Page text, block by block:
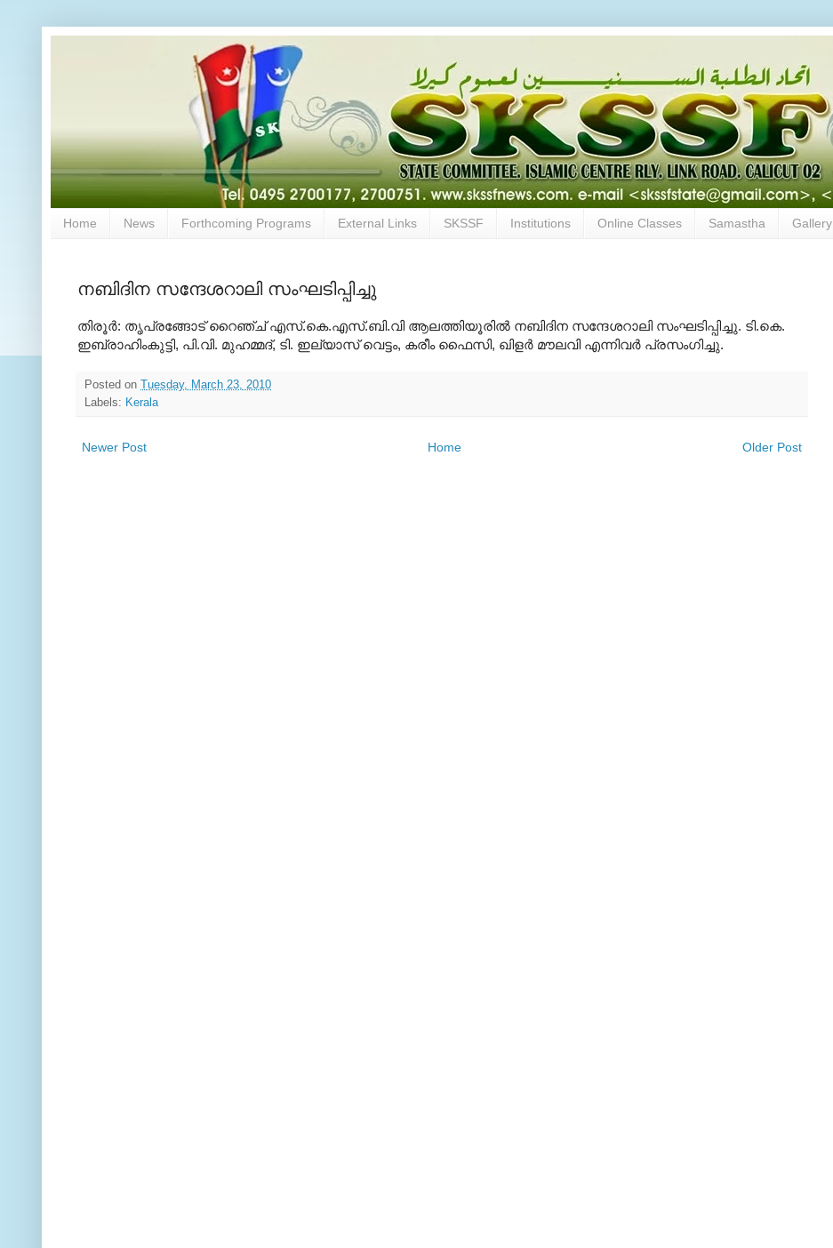
Home News Forthcoming Programs External Links SKSSF Institutions Online Classes Samastha Gallery
നബിദിന സന്ദേശറാലി സംഘടിപ്പിച്ചു
തിരൂര്‍: തൃപ്രങ്ങോട് റൈഞ്ച് എസ്.കെ.എസ്.ബി.വി ആലത്തിയൂരില്‍ നബിദിന സന്ദേശറാലി സംഘടിപ്പിച്ചു. ടി.കെ.
ഇബ്രാഹിംകുട്ടി, പി.വി. മുഹമ്മദ്, ടി. ഇല്യാസ് വെട്ടം, കരീം ഫൈസി, ഖിളര്‍ മൗലവി എന്നിവര്‍ പ്രസംഗിച്ചു.
Posted on Tuesday, March 23, 2010
Labels: Kerala
Newer Post Older Post
Home